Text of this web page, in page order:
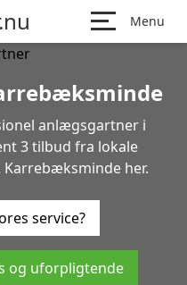
Menu
anlægsgartner i
3 tilbud fra lokale
her.
service?
og uforpligtende